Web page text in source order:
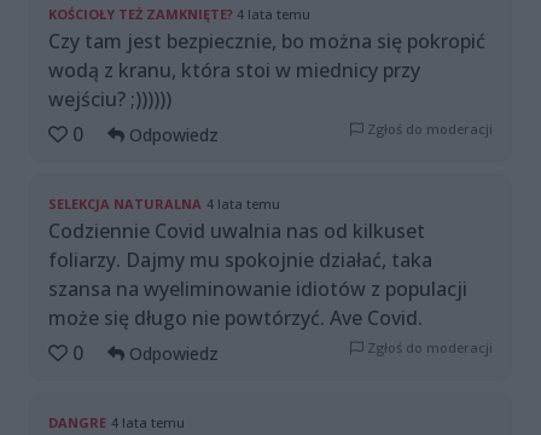
KOŚCIOŁY TEŻ ZAMKNIĘTE? 4 lata temu
Czy tam jest bezpiecznie, bo można się pokropić
wodą z kranu, która stoi w miednicy przy
wejściu? ;))))))
0
Odpowiedz Zgłoś do moderacji
SELEKCJA NATURALNA 4 lata temu
Codziennie Covid uwalnia nas od kilkuset
foliarzy. Dajmy mu spokojnie działać, taka
szansa na wyeliminowanie idiotów z populacji
może się długo nie powtórzyć. Ave Covid.
0
Odpowiedz Zgłoś do moderacji
DANGRE 4 lata temu